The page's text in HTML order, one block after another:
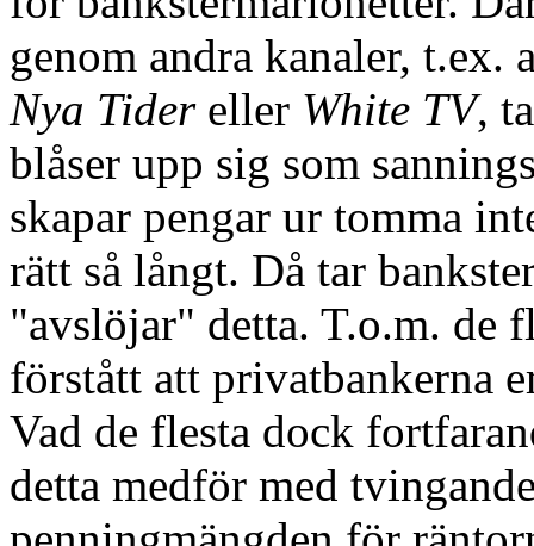
genom andra kanaler,
Nya Tidereller White TV,
blåser upp sig som
skapar pengar ur tomma
rätt så långt. Då tar
"avslöjar" detta. T.o.m. de
förstått att privatbankerna
Vad de flesta dock
detta medför med